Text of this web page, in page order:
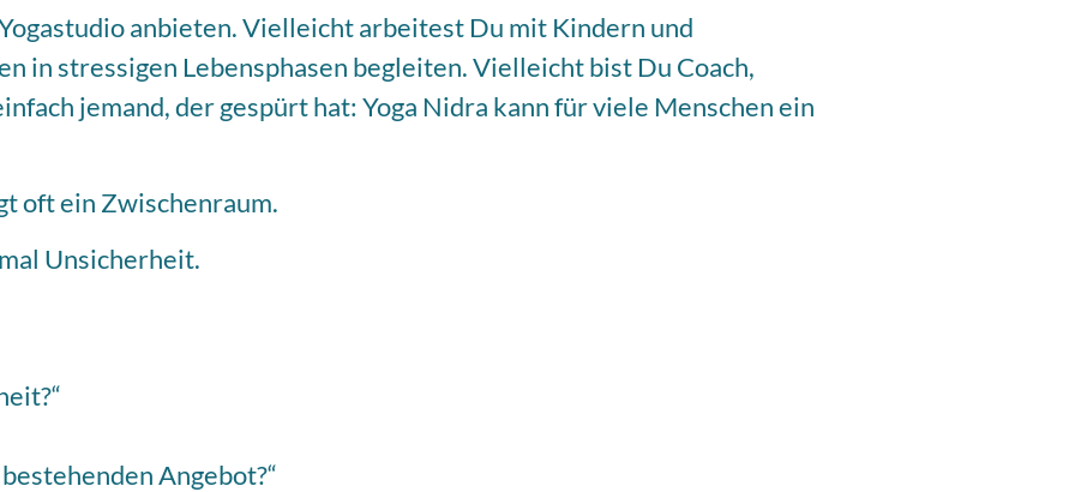
anbieten. Vielleicht arbeitest Du mit Kindern und
in stressigen Lebensphasen begleiten. Vielleicht bist Du Coach,
jemand, der gespürt hat: Yoga Nidra kann für viele Menschen ein
oft ein Zwischenraum.
Unsicherheit.
Angebot?“